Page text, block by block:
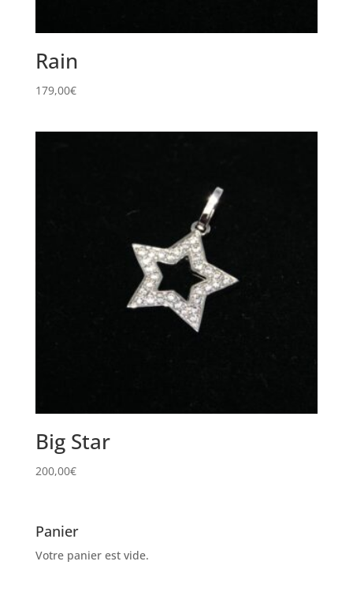
Rain
179,00€
Big Star
200,00€
Panier
Votre panier est vide.